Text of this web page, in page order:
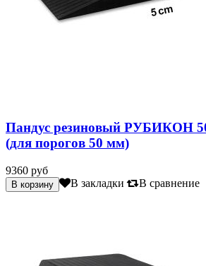
Пандус резиновый РУБИКОН
(для порогов 50 мм)
9360 руб
В закладки В сравнение